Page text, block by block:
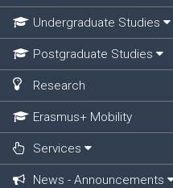
Undergraduate Studies
Postgraduate Studies
Research
Erasmus+ Mobility
Services
News - Announcements